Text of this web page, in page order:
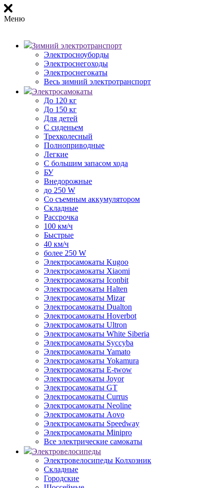
Меню
Зимний электротранспорт
Электросноуборды
Электроснегоходы
Электроснегокаты
Весь зимний электротранспорт
Электросамокаты
До 120 кг
До 150 кг
Для детей
С сиденьем
Трехколесный
Полноприводные
Легкие
С большим запасом хода
БУ
Внедорожные
до 250 W
Со съемным аккумулятором
Складные
Рассрочка
100 км/ч
Быстрые
40 км/ч
более 250 W
Электросамокаты Kugoo
Электросамокаты Xiaomi
Электросамокаты Iconbit
Электросамокаты Halten
Электросамокаты Mizar
Электросамокаты Dualton
Электросамокаты Hoverbot
Электросамокаты Ultron
Электросамокаты White Siberia
Электросамокаты Syccyba
Электросамокаты Yamato
Электросамокаты Yokamura
Электросамокаты E-twow
Электросамокаты Joyor
Электросамокаты GT
Электросамокаты Currus
Электросамокаты Neoline
Электросамокаты Aovo
Электросамокаты Speedway
Электросамокаты Minipro
Все электрические самокаты
Электровелосипеды
Электровелосипеды Колхозник
Складные
Городские